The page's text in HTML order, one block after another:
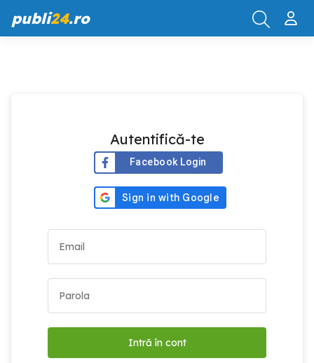
publi24.ro
Autentifică-te
Facebook Login